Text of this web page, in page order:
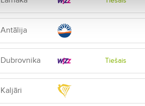
Antālija
Dubrovnika Tiešais
Kaljāri